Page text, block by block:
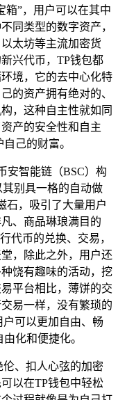
箱”，用户可以在其中
同类型的数字资产，
太坊等主流加密货
兴代币，TP钱包都
境，它的去中心化特
的资产拥有绝对的、
，这种自主性就如同
产的安全性和自主
己的财富。
安智能链（BSC）构
别具一格的自动做
石，吸引了大量用户
、商品琳琅满目的
代币的兑换、交易，
，除此之外，用户还
饶有趣味的活动，挖
平台相比，薄饼的交
易一样，没有繁琐的
可以更加自由、畅
化和便捷化。
、扣人心弦的加密
以在TP钱包中轻松